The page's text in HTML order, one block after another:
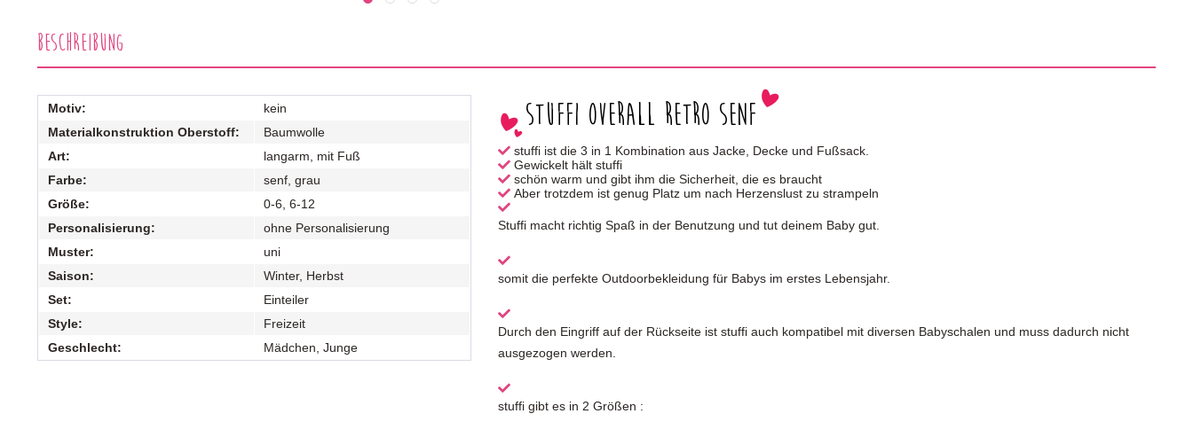
Beschreibung
Motiv:
kein
Materialkonstruktion Oberstoff:
Baumwolle
Art:
langarm, mit Fuß
Farbe:
senf, grau
Größe:
0-6, 6-12
Personalisierung:
ohne Personalisierung
Muster:
uni
Saison:
Winter, Herbst
Set:
Einteiler
Style:
Freizeit
Geschlecht:
Mädchen, Junge
Stuffi Overall Retro Senf
stuffi ist die 3 in 1 Kombination aus Jacke, Decke und Fußsack.
Gewickelt hält stuffi
schön warm und gibt ihm die Sicherheit, die es braucht
Aber trotzdem ist genug Platz um nach Herzenslust zu strampeln
Stuffi macht richtig Spaß in der Benutzung und tut deinem Baby gut.
somit die perfekte Outdoorbekleidung für Babys im erstes Lebensjahr.
Durch den Eingriff auf der Rückseite ist stuffi auch kompatibel mit diversen Babyschalen und muss dadurch nicht
ausgezogen werden.
stuffi gibt es in 2 Größen :